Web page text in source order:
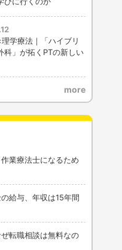
学療法｜「ハイブリ
科」が拓くPTの新しい
more
業療法士になるため
給与、年収は15年間
転職相談は無料なの